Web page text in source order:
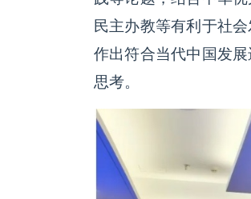
民主办教等有利于社
作出符合当代中国发
思考。